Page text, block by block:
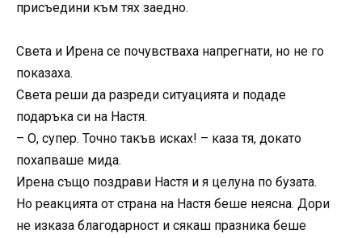
присъедини към тях заедно.
Света и Ирена се почувстваха напрегнати, но не го
показаха.
Света реши да разреди ситуацията и подаде
подаръка си на Настя.
– О, супер. Точно такъв исках! – каза тя, докато
похапваше мида.
Ирена също поздрави Настя и я целуна по бузата.
Но реакцията от страна на Настя беше неясна. Дори
не изказа благодарност и сякаш празника беше